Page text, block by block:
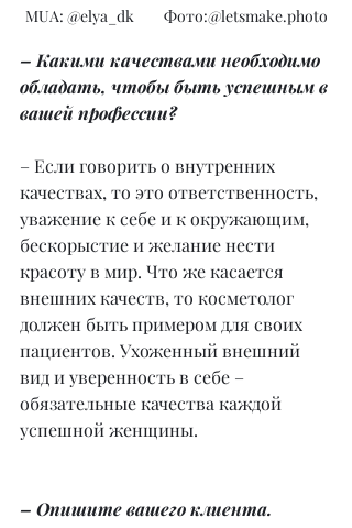
MUA: @elya_dk         Фото:@letsmake.photo
– Какими качествами необходимо
обладать, чтобы быть успешным в
вашей профессии?
– Если говорить о внутренних
качествах, то это ответственность,
уважение к себе и к окружающим,
бескорыстие и желание нести
красоту в мир. Что же касается
внешних качеств, то косметолог
должен быть примером для своих
пациентов. Ухоженный внешний
вид и уверенность в себе –
обязательные качества каждой
успешной женщины.
– Опишите вашего клиента.